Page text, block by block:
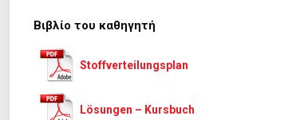
Βιβλίο του καθηγητή
Stoffverteilungsplan
Lösungen – Kursbuch